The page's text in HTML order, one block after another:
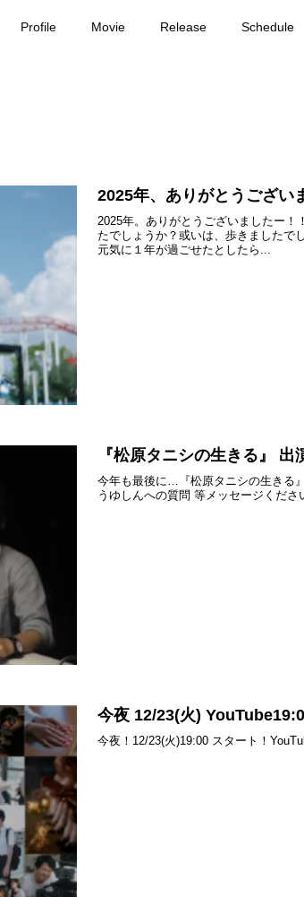
Profile Movie Release Schedule
2025年、ありがとうござ
2025年。ありがとうございましたー
たでしょうか？或いは、歩きましたで
元気に１年が過ごせたとしたら...
『松原タニシの生きる』 出
今年も最後に…『松原タニシの生きる
うゆしんへの質問 等メッセージくださ
今夜 12/23(火)
今夜！12/23(火)19:00 スタート！